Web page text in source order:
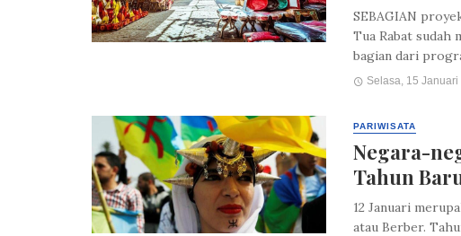
SEBAGIAN
Tua Rabat sudah
bagian dari
Selasa, 15 Januari
PARIWISATA
Negara-
Tahun
12 Januari
atau Berber.